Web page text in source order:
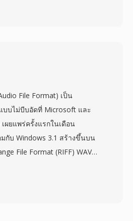
ระหว่างการเล่นจากแผ่น
ดการกับความเร็วในการอ่านที่
Dolby TrueHD, DTS-HD
สำหรับเสียงเซอร์ราวด์
File Format) เป็น
บบไม่บีบอัดที่ Microsoft และ
ผยแพร่ครั้งแรกในเดือน
กับ Windows 3.1 สร้างขึ้นบน
File Format (RIFF) WAV
โดยทั่วไปเป็น linear pulse-